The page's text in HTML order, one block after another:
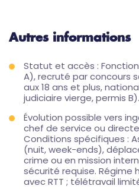
Autres informations
Statut et accès :
A), recruté par concours
aux 18 ans et plus,
judiciaire vierge, permis B).
Évolution possible vers
chef de service ou
Conditions spécifiques :
(nuit, week-ends),
crime ou en mission
sécurité requise. Régime
avec RTT ; télétravail